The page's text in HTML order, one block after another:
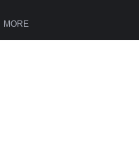
MORE